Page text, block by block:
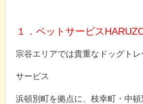
１．ペットサービス
宗谷エリアでは貴重なドッグト
サービス
浜頓別町を拠点に、枝幸町・中